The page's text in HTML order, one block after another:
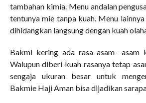
tambahan kimia. Menu andalan
tentunya mie tanpa kuah. Menu
dihidangkan langsung dengan kuah
Bakmi kering ada rasa asam- asam
Walupun diberi kuah rasanya tetap
sengaja ukuran besar untuk
Bakmie Haji Aman bisa dijadikan